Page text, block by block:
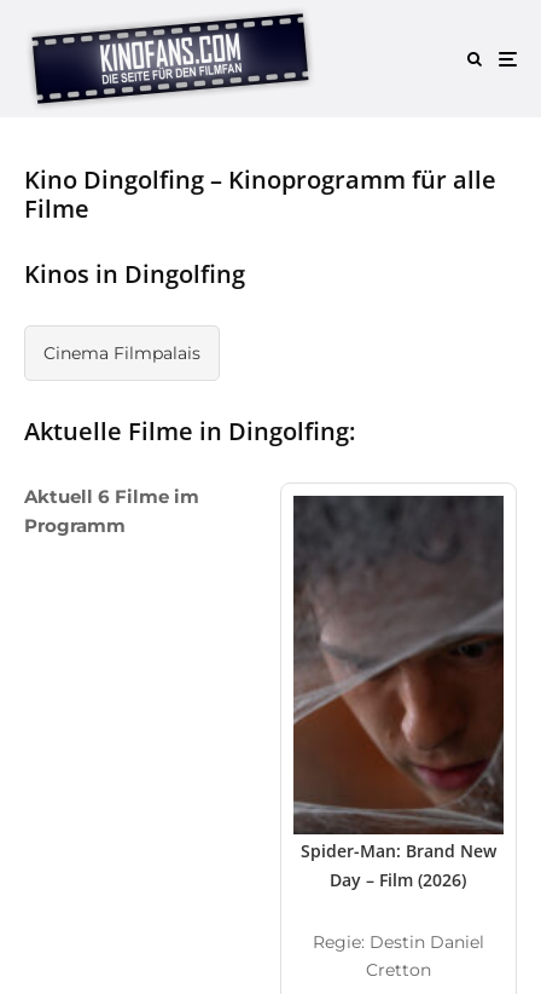
Kino Dingolfing – Kinoprogramm für alle
Filme
Kinos in Dingolfing
Cinema Filmpalais
Aktuelle Filme in Dingolfing:
Aktuell 6 Filme im
Programm
Spider-Man: Brand New
Day – Film (2026)
Regie: Destin Daniel
Cretton